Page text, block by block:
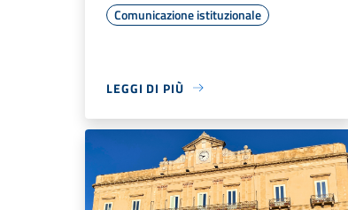
Comunicazione istituzionale
LEGGI DI PIÙ